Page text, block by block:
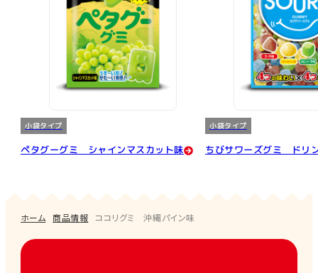
小袋タイプ
ペタグーグミ シャインマスカット味
小袋タイプ
ちびサワーズグミ ドリ
ホーム 商品情報 ココリグミ 沖縄パイン味